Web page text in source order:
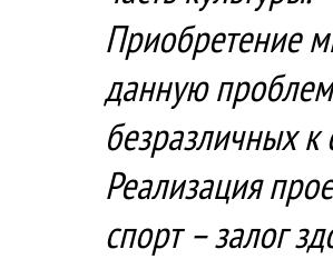
Приобретение
данную
безразличных к
Реализация
спорт – залог